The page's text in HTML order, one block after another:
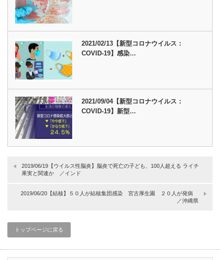
2021/02/13【新型コロナウイルス：
COVID-19】感染…
2021/09/04【新型コロナウイルス：
COVID-19】新型…
2019/06/19【ウイルス性脳炎】脳炎で死亡の子ども、100人超える ライチ
果実と関連か ／インド
2019/06/20【結核】５０人が結核集団感染 宮古厚生園 ２０人が発病
／沖縄県
トップページに戻る